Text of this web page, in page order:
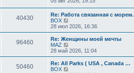
п
с
л
е
н
е
м
й
т
и
п
с
л
е
40430
Re: Работа связанная с морем.
BOX
е
р
е
т
к
п
28 июл 2026, 16:36
96460
Re: Женщины моей мечты
MAZ
е
р
е
28 май 2026, 11:04
50460
Re: All Parks ( USA , Canada …
BOX